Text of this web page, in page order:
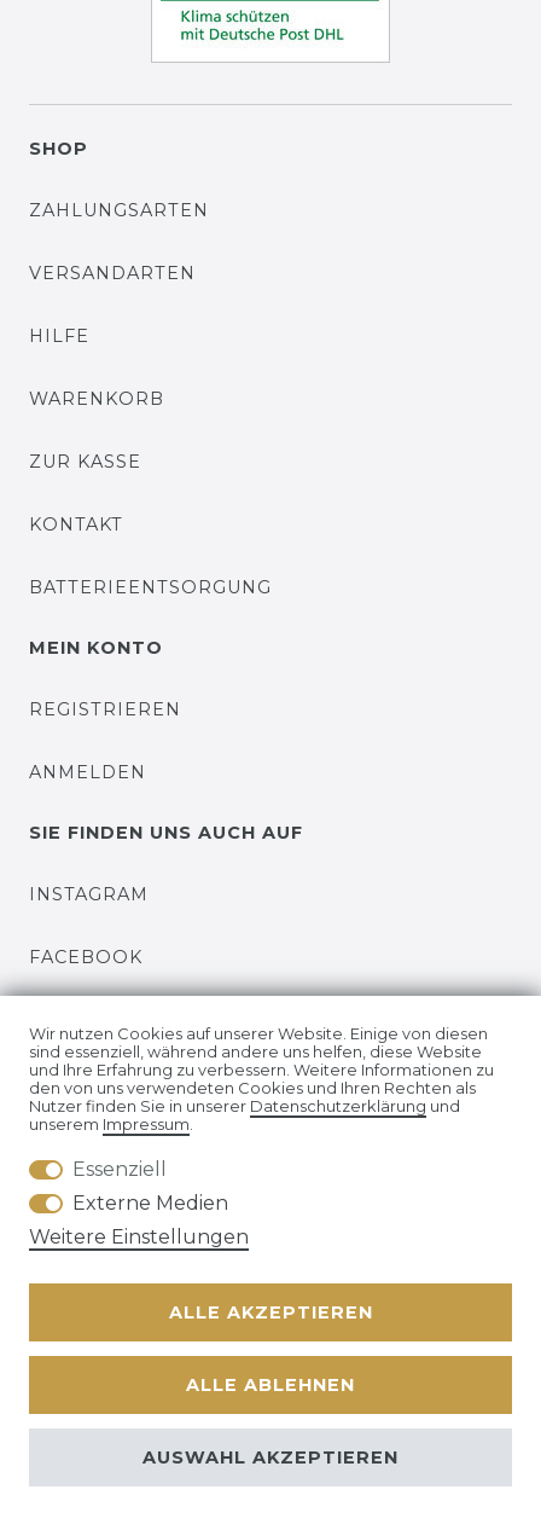
SHOP
ZAHLUNGSARTEN
VERSANDARTEN
HILFE
WARENKORB
ZUR KASSE
KONTAKT
BATTERIEENTSORGUNG
MEIN KONTO
REGISTRIEREN
ANMELDEN
SIE FINDEN UNS AUCH AUF
INSTAGRAM
FACEBOOK
bei: shopvote.de, ebay.de
Bewertungsprofil bei SHOPVOTE.DE ansehen
Wir nutzen Cookies auf unserer Website. Einige von diesen
sind essenziell, während andere uns helfen, diese Website
und Ihre Erfahrung zu verbessern. Weitere Informationen zu
den von uns verwendeten Cookies und Ihren Rechten als
Nutzer finden Sie in unserer Daten­schutz­erklärung und
unserem Impressum.
Essenziell
Externe Medien
Weitere Einstellungen
ALLE AKZEPTIEREN
ALLE ABLEHNEN
AUSWAHL AKZEPTIEREN